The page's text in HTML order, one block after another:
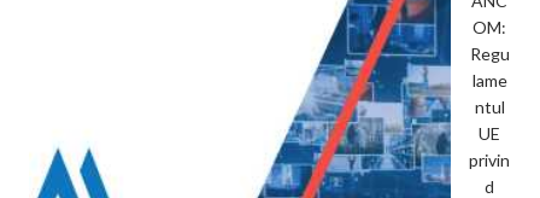
OM:
Regu
lame
ntul
UE
privin
d